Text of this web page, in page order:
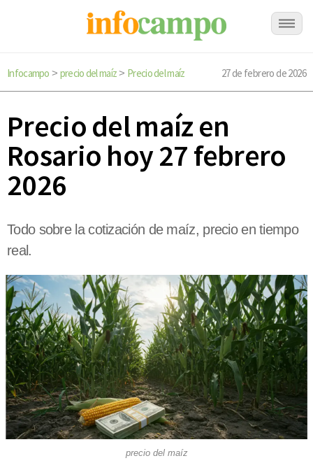
Infocampo > precio del maíz> Precio del maíz 27 de febrero de 2026
Precio del maíz en
Rosario hoy 27 febrero
2026
Todo sobre la cotización de maíz, precio en tiempo
real.
precio del maíz